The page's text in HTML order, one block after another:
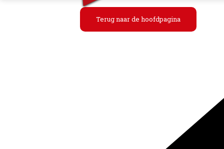
Terug naar de hoofdpagina